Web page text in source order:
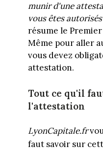
munir d'une
vous êtes
résume le
Même pour aller
vous devez
attestation.
Tout ce qu'il
l'attestation
LyonCapitale.fr
faut savoir sur